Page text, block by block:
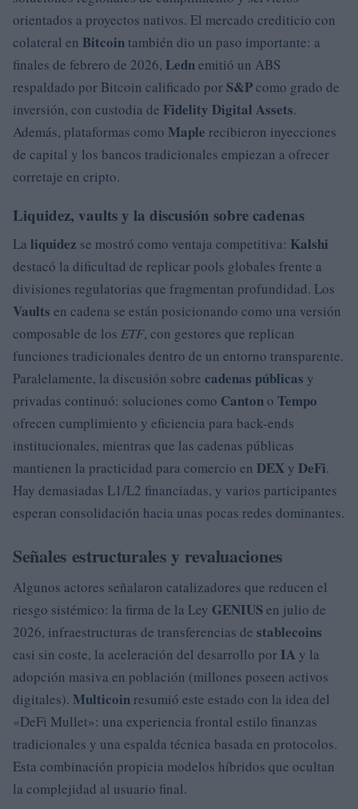
orientados a proyectos nativos. El mercado crediticio con
colateral en Bitcoin también dio un paso importante: a
finales de febrero de 2026, Lednemitió un ABS
respaldado por Bitcoin calificado porS&Pcomo grado de
inversión, con custodia de Fidelity Digital Assets.
Además, plataformas como Maple recibieron inyecciones
de capital y los bancos tradicionales empiezan a ofrecer
corretaje en cripto.
Liquidez, vaults y la discusión sobre cadenas
La liquidez se mostró como ventaja competitiva: Kalshi
destacó la dificultad de replicar pools globales frente a
divisiones regulatorias que fragmentan profundidad. Los
Vaults en cadena se están posicionando como una versión
composable de los ETF, con gestores que replican
funciones tradicionales dentro de un entorno transparente.
Paralelamente, la discusión sobre cadenas públicas y
privadas continuó: soluciones como Cantono Tempo
ofrecen cumplimiento y eficiencia para back-ends
institucionales, mientras que las cadenas públicas
mantienen la practicidad para comercio en DEX y DeFi.
Hay demasiadas L1/L2 financiadas, y varios participantes
esperan consolidación hacia unas pocas redes dominantes.
Señales estructurales y revaluaciones
Algunos actores señalaron catalizadores que reducen el
riesgo sistémico: la firma de la Ley GENIUSen julio de
2026, infraestructuras de transferencias de stablecoins
casi sin coste, la aceleración del desarrollo por IA y la
adopción masiva en población (millones poseen activos
digitales). Multicoin resumió este estado con la idea del
«DeFi Mullet»: una experiencia frontal estilo finanzas
tradicionales y una espalda técnica basada en protocolos.
Esta combinación propicia modelos híbridos que ocultan
la complejidad al usuario final.